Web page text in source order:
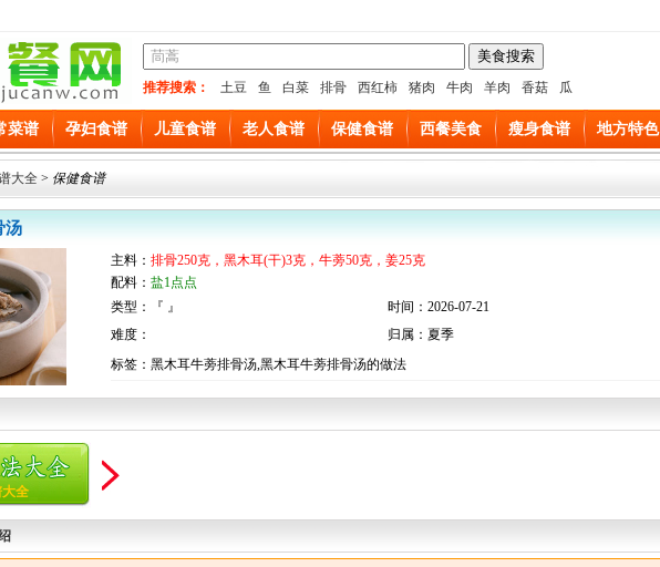
推荐搜索： 土豆 鱼 白菜 排骨 西红柿 猪肉 牛肉 羊肉 香菇 瓜
菜谱 孕妇食谱 儿童食谱 老人食谱 保健食谱 西餐美食 瘦身食谱 地方特色
大全 > 保健食谱
汤
主料： 排骨250克，黑木耳(干)3克，牛蒡50克，姜25克
配料： 盐1点点
类型：『 』
时间：2026-07-21
难度：
归属：夏季
标签：黑木耳牛蒡排骨汤,黑木耳牛蒡排骨汤的做法
全